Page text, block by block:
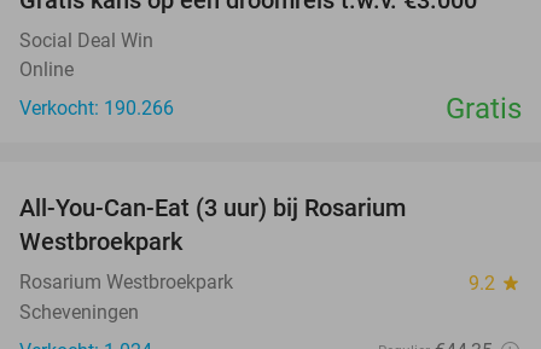
Social Deal Win
Online
Verkocht: 190.266
Gratis
All-You-Can-Eat (3 uur) bij Rosarium
Westbroekpark
Rosarium Westbroekpark 9.2 star
Scheveningen